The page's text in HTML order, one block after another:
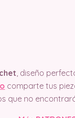
, diseño
comparte tus
que no